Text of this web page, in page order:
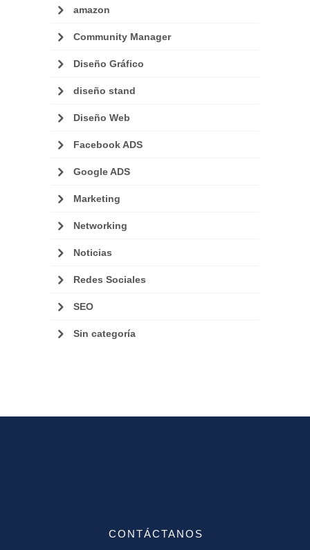
amazon
Community Manager
Diseño Gráfico
diseño stand
Diseño Web
Facebook ADS
Google ADS
Marketing
Networking
Noticias
Redes Sociales
SEO
Sin categoría
CONTÁCTANOS